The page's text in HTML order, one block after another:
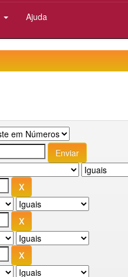
Ajuda